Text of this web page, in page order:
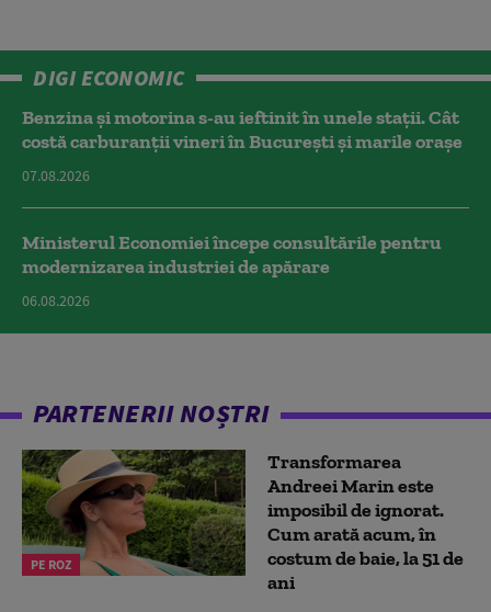
DIGI ECONOMIC
Benzina și motorina s-au ieftinit în unele stații. Cât
costă carburanții vineri în București și marile orașe
07.08.2026
Ministerul Economiei începe consultările pentru
modernizarea industriei de apărare
06.08.2026
PARTENERII NOȘTRI
PE ROZ
Transformarea
Andreei Marin este
imposibil de ignorat.
Cum arată acum, în
costum de baie, la 51 de
ani